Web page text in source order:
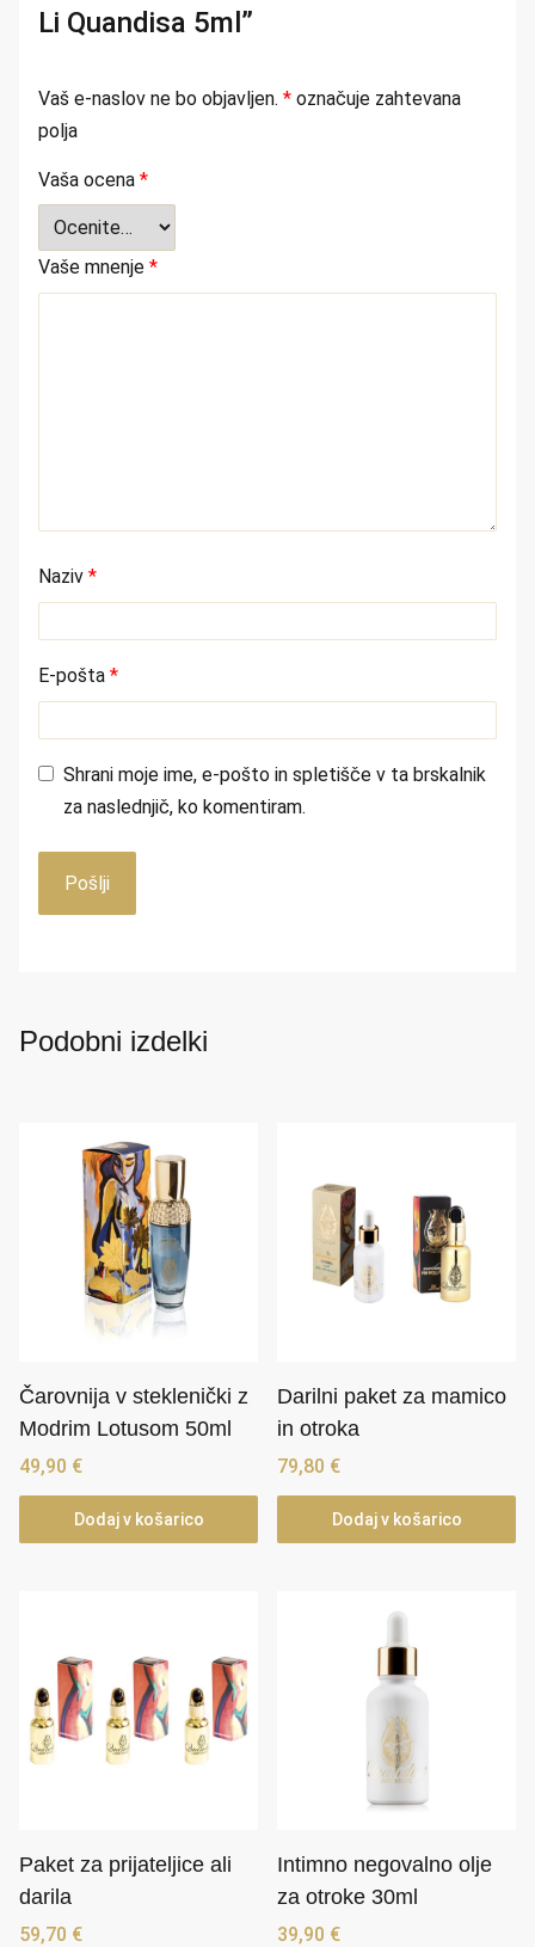
Li Quandisa 5ml”
Vaš e-naslov ne bo objavljen. * označuje zahtevana
polja
Vaša ocena *
Vaše mnenje *
Naziv *
E-pošta *
Shrani moje ime, e-pošto in spletišče v ta brskalnik
za naslednjič, ko komentiram.
Podobni izdelki
Čarovnija v steklenički z
Modrim Lotusom 50ml
49,90 €
Dodaj v košarico
Darilni paket za mamico
in otroka
79,80 €
Dodaj v košarico
Paket za prijateljice ali
darila
59,70 €
Intimno negovalno olje
za otroke 30ml
39,90 €